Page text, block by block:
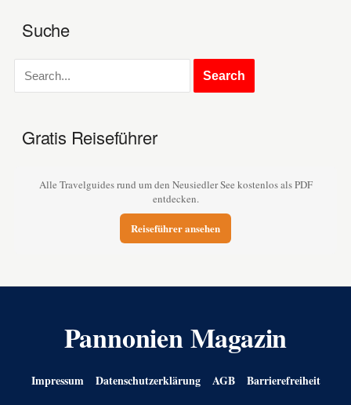
Suche
Gratis Reiseführer
Alle Travelguides rund um den Neusiedler See kostenlos als PDF
entdecken.
Reiseführer ansehen
Pannonien Magazin
Impressum Datenschutzerklärung AGB Barrierefreiheit